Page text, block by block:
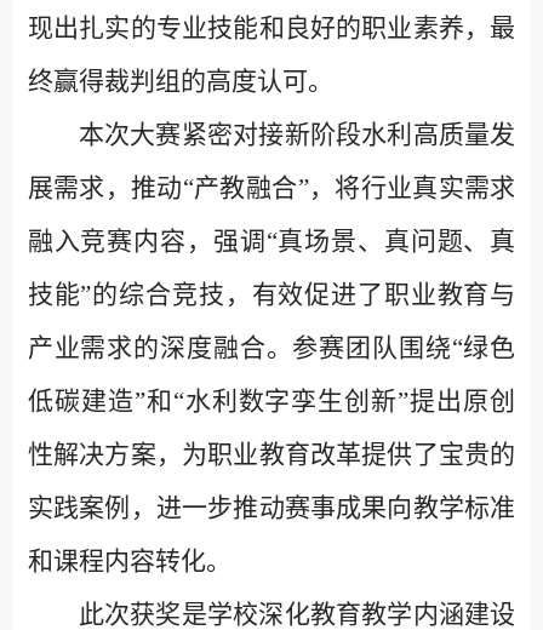
现出扎实的专业技能和良好的职业素养，最
终赢得裁判组的高度认可。
本次大赛紧密对接新阶段水利高质量发
展需求，推动“产教融合”，将行业真实需求
融入竞赛内容，强调“真场景、真问题、真
技能”的综合竞技，有效促进了职业教育与
产业需求的深度融合。参赛团队围绕“绿色
低碳建造”和“水利数字孪生创新”提出原创
性解决方案，为职业教育改革提供了宝贵的
实践案例，进一步推动赛事成果向教学标准
和课程内容转化。
此次获奖是学校深化教育教学内涵建设